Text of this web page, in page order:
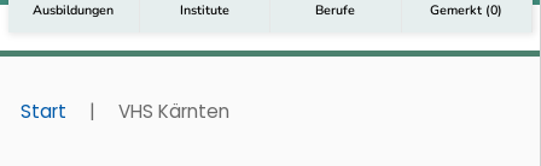
Ausbildungen Institute Berufe Gemerkt (0)
Start | VHS Kärnten